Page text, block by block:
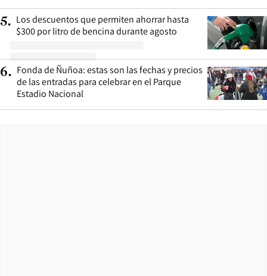
5. Los descuentos que permiten ahorrar hasta
$300 por litro de bencina durante agosto
6. Fonda de Ñuñoa: estas son las fechas y precios
de las entradas para celebrar en el Parque
Estadio Nacional